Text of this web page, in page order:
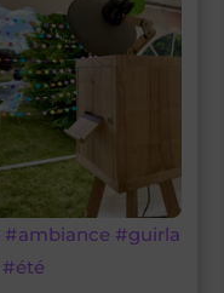
#ambiance #guirla
#été